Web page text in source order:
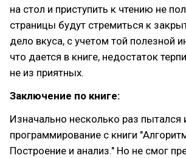
на стол и приступить к чтению не
страницы будут стремиться к
дело вкуса, с учетом той полезной
что дается в книге, недостаток
не из приятных.
Заключение по книге:
Изначально несколько раз пытался
программирование с книги
Построение и анализ." Но не смог